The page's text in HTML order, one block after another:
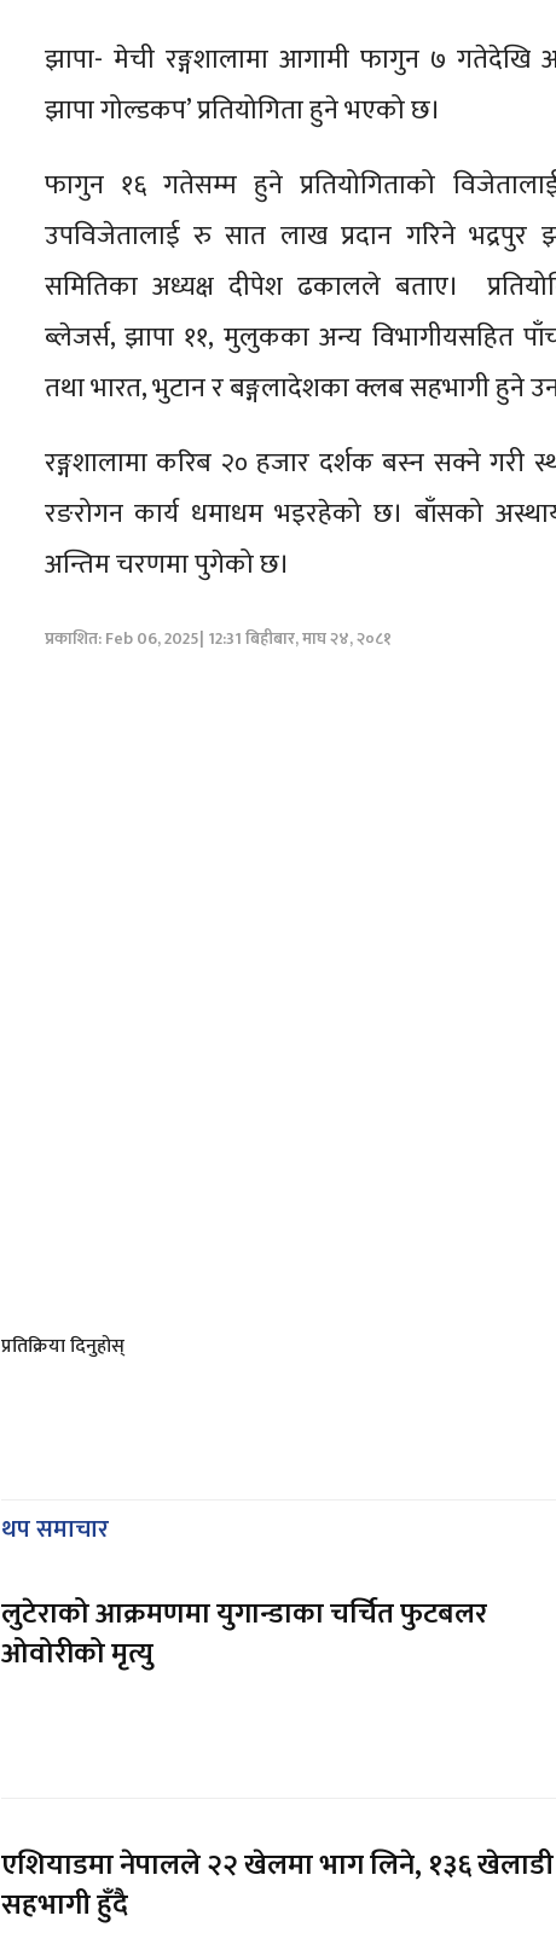
झापा- मेची रङ्गशालामा आगामी फागुन ७ गतेदेखि
झापा गोल्डकप’ प्रतियोगिता हुने भएको छ।
फागुन १६ गतेसम्म हुने प्रतियोगिताको
उपविजेतालाई रु सात लाख प्रदान गरिने
समितिका अध्यक्ष दीपेश ढकालले बताए।
ब्लेजर्स, झापा ११, मुलुकका अन्य विभागीयसहित
तथा भारत, भुटान र बङ्गलादेशका क्लब सहभागी हुने
रङ्गशालामा करिब २० हजार दर्शक बस्न सक्ने गरी
रङरोगन कार्य धमाधम भइरहेको छ। बाँसको
अन्तिम चरणमा पुगेको छ।
प्रकाशित: Feb 06, 2025| 12:31 बिहीबार, माघ २४, २०८१
प्रतिक्रिया दिनुहोस्
थप समाचार
लुटेराको आक्रमणमा युगान्डाका चर्चित फुटबलर
ओवोरीको मृत्यु
एशियाडमा नेपालले २२ खेलमा भाग लिने, १३६ खेलाडी
सहभागी हुँदै